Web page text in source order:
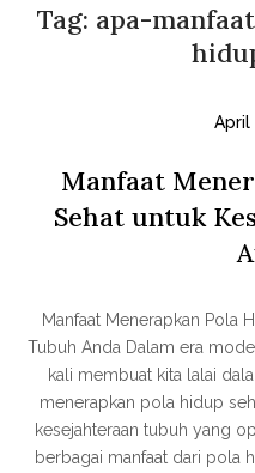
Tag: apa-
April
Manfaat
Sehat untuk
Manfaat Menerapkan Pola
Tubuh Anda Dalam era
kali membuat kita lalai
menerapkan pola hidup
kesejahteraan tubuh yang
berbagai manfaat dari pola